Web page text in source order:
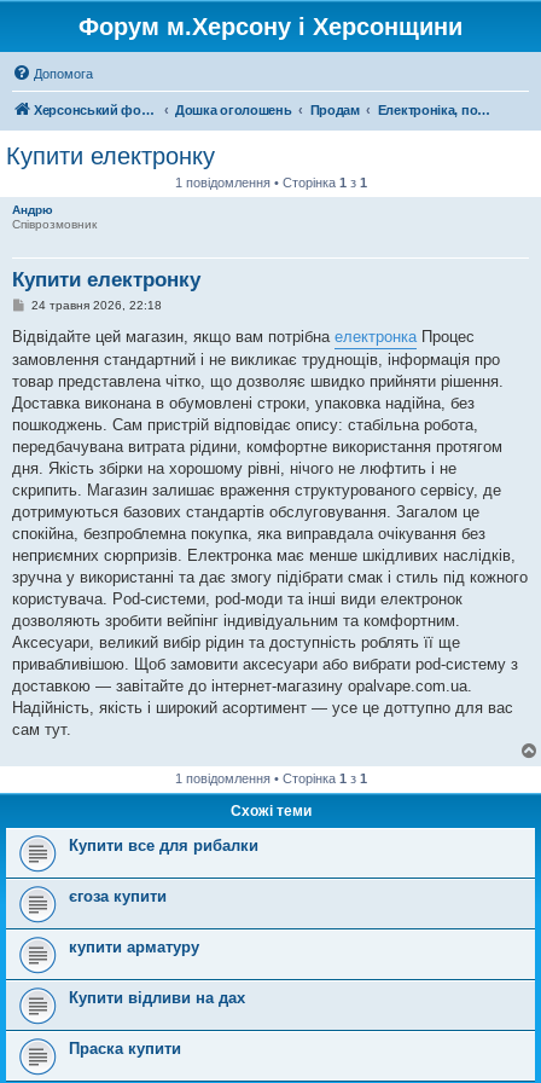
Форум м.Херсону і Херсонщини
Допомога
Херсонський форум Дошка оголошень Продам Електроніка, побутова техніка
Купити електронку
1 повідомлення • Сторінка 1 з 1
Андрю
Співрозмовник
Купити електронку
П
в
і
д
о
м
л
е
н
н
я
24 травня 2026, 22:18
Відвідайте цей магазин, якщо вам потрібна електронкаПроцес
замовлення стандартний і не викликає труднощів, інформація про
товар представлена чітко, що дозволяє швидко прийняти рішення.
Доставка виконана в обумовлені строки, упаковка надійна, без
пошкоджень. Сам пристрій відповідає опису: стабільна робота,
передбачувана витрата рідини, комфортне використання протягом
дня. Якість збірки на хорошому рівні, нічого не люфтить і не
скрипить. Магазин залишає враження структурованого сервісу, де
дотримуються базових стандартів обслуговування. Загалом це
спокійна, безпроблемна покупка, яка виправдала очікування без
неприємних сюрпризів. Електронка має менше шкідливих наслідків,
зручна у використанні та дає змогу підібрати смак і стиль під кожного
користувача. Pod-системи, pod-моди та інші види електронок
дозволяють зробити вейпінг індивідуальним та комфортним.
Аксесуари, великий вибір рідин та доступність роблять її ще
привабливішою. Щоб замовити аксесуари або вибрати pod-систему з
доставкою — завітайте до інтернет-магазину opalvape.com.ua.
Надійність, якість і широкий асортимент — усе це доттупно для вас
сам тут.
1 повідомлення • Сторінка 1 з 1
Схожі теми
Купити все для рибалки
єгоза купити
купити арматуру
Купити відливи на дах
Праска купити